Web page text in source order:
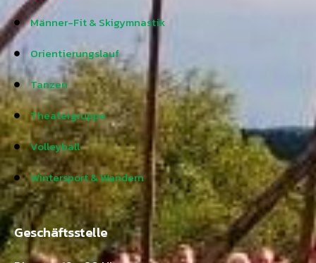
Männer-Fit & Skigymnastik
Orientierungslauf
Tanzen
Theatergruppe
Volleyball
Wintersport & Wandern
Geschäftsstelle